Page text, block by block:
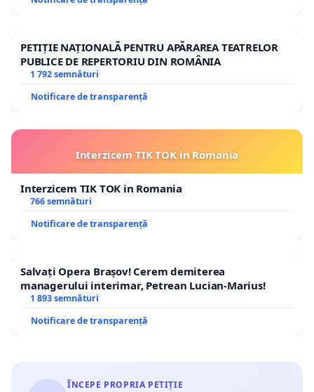
PETIȚIE NAȚIONALĂ PENTRU APĂRAREA TEATRELOR
PUBLICE DE REPERTORIU DIN ROMÂNIA
1 792 semnături
Notificare de transparență
Interzicem TIK TOK in Romania
Interzicem TIK TOK in Romania
766 semnături
Notificare de transparență
Salvați Opera Brașov! Cerem demiterea
managerului interimar, Petrean Lucian-Marius!
1 893 semnături
Notificare de transparență
ÎNCEPE PROPRIA PETIȚIE